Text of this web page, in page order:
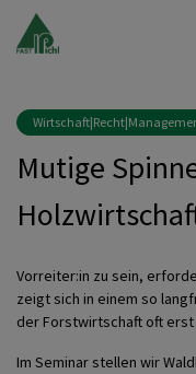
Mutige
Vorreiter:in zu sein,
zeigt sich in einem so
der Forstwirtschaft oft
Im Seminar stellen wir